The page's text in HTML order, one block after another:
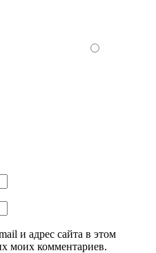
и адрес сайта в этом
моих комментариев.